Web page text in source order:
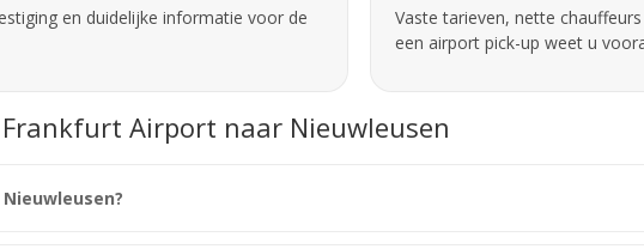
en duidelijke informatie voor de
Vaste tarieven, nette
een airport pick-up weet u
Airport naar Nieuwleusen